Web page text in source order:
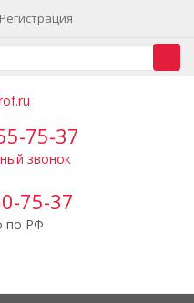
Регистрация
75-37
звонок
75-37
по РФ